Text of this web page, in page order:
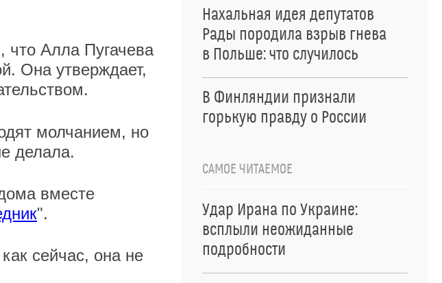
что Алла Пугачева
Она утверждает,
молчанием, но
делала.
вместе
".
сейчас, она не
Нахальная идея депутатов
Рады породила взрыв гнева
в Польше: что случилось
В Финляндии признали
горькую правду о России
САМОЕ ЧИТАЕМОЕ
Удар Ирана по Украине:
всплыли неожиданные
подробности